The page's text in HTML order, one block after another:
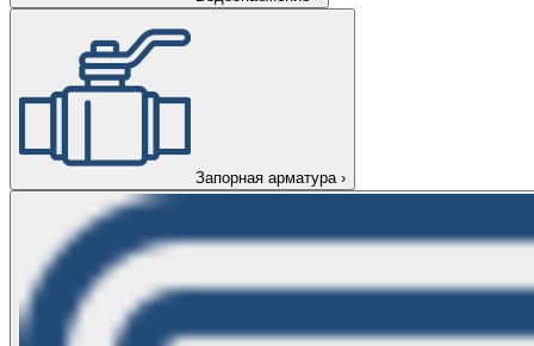
Запорная арматура ›